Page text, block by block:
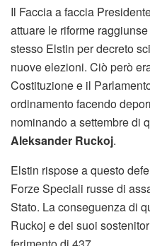
Il Faccia a faccia
attuare le riforme
stesso Elstin per decreto
nuove elezioni. Ciò però
Costituzione e il
ordinamento facendo
nominando a settembre di
Aleksander Ruckoj.
Elstin rispose a questo
Forze Speciali russe di
Stato. La conseguenza di
Ruckoj e dei suoi